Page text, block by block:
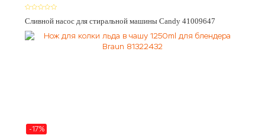
Сливной насос для стиральной машины Candy 41009647
-17%